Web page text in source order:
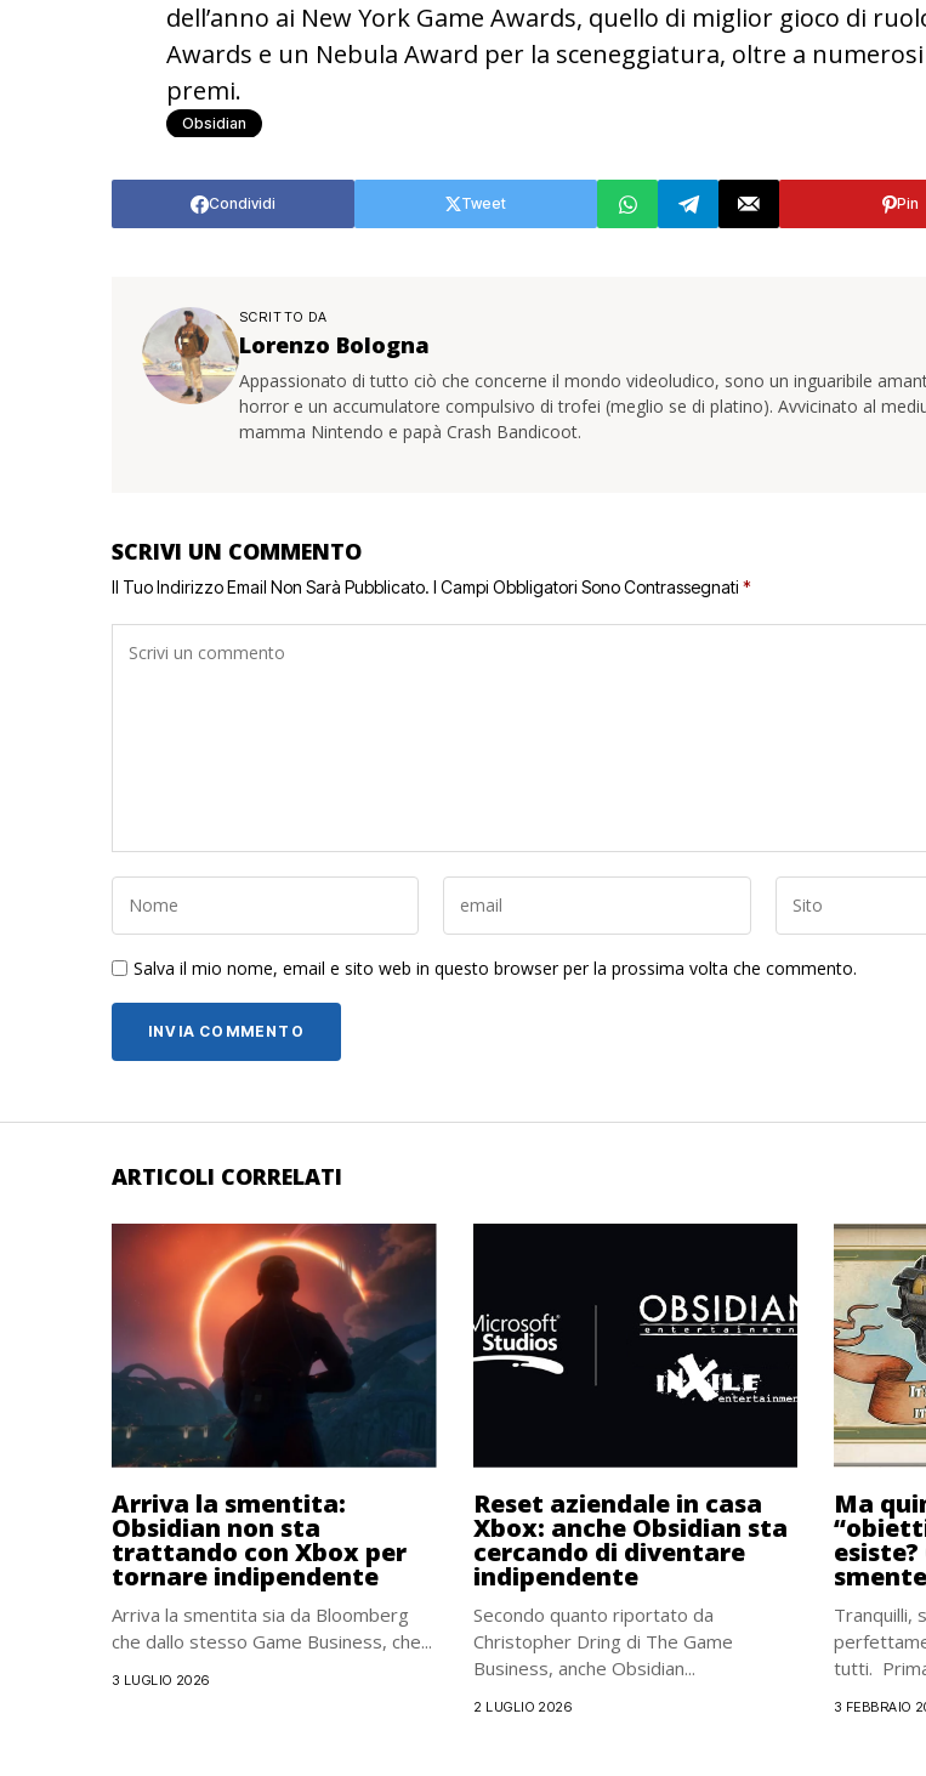
dell’anno ai New York Game Awards, quello di miglior gioco di
Awards e un Nebula Award per la sceneggiatura, oltre a
premi.
Obsidian
Condividi Tweet Pin
SCRITTO DA
Lorenzo Bologna
Appassionato di tutto ciò che concerne il mondo videoludico, sono un inguaribile
horror e un accumulatore compulsivo di trofei (meglio se di platino). Avvicinato al
mamma Nintendo e papà Crash Bandicoot.
SCRIVI UN COMMENTO
Il Tuo Indirizzo Email Non Sarà Pubblicato. I Campi Obbligatori Sono Contrassegnati *
Salva il mio nome, email e sito web in questo browser per la prossima volta che commento.
ARTICOLI CORRELATI
Arriva la smentita:
Obsidian non sta
trattando con Xbox per
tornare indipendente
Arriva la smentita sia da Bloomberg
che dallo stesso Game Business, che...
3 LUGLIO 2026
Reset aziendale in casa
Xbox: anche Obsidian sta
cercando di diventare
indipendente
Secondo quanto riportato da
Christopher Dring di The Game
Business, anche Obsidian...
2 LUGLIO 2026
Ma
Tranquilli,
tutti.
3 FEBBRAIO